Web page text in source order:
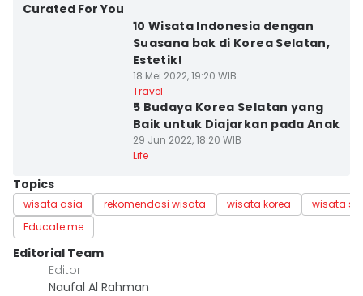
Curated For You
10 Wisata Indonesia dengan
Suasana bak di Korea Selatan,
Estetik!
18 Mei 2022, 19:20 WIB
Travel
5 Budaya Korea Selatan yang
Baik untuk Diajarkan pada Anak
29 Jun 2022, 18:20 WIB
Life
Topics
wisata asia rekomendasi wisata wisata korea
wisata
Educate me
Editorial Team
Editor
Naufal Al Rahman